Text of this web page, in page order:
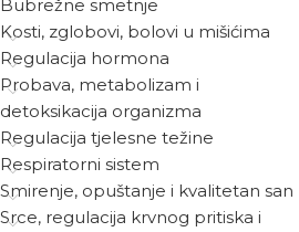
Bubrežne smetnje
Kosti, zglobovi, bolovi u mišićima
Regulacija hormona
Probava, metabolizam i
detoksikacija organizma
Regulacija tjelesne težine
Respiratorni sistem
Smirenje, opuštanje i kvalitetan san
Srce, regulacija krvnog pritiska i